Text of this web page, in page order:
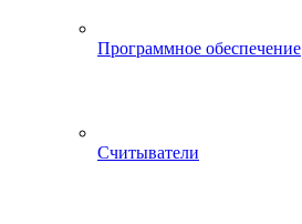
Программное обеспечение
Считыватели